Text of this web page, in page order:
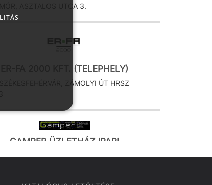
ASZTALOS UTCA 3.
ER-FA 2000 KFT. (TELEPHELY)
ZÁMOLYI ÚT HRSZ
GAMPER ÜZLETHÁZ IPARI